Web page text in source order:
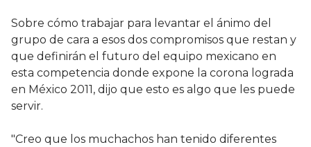
Sobre cómo trabajar para levantar el ánimo del
grupo de cara a esos dos compromisos que restan y
que definirán el futuro del equipo mexicano en
esta competencia donde expone la corona lograda
en México 2011, dijo que esto es algo que les puede
servir.
"Creo que los muchachos han tenido diferentes